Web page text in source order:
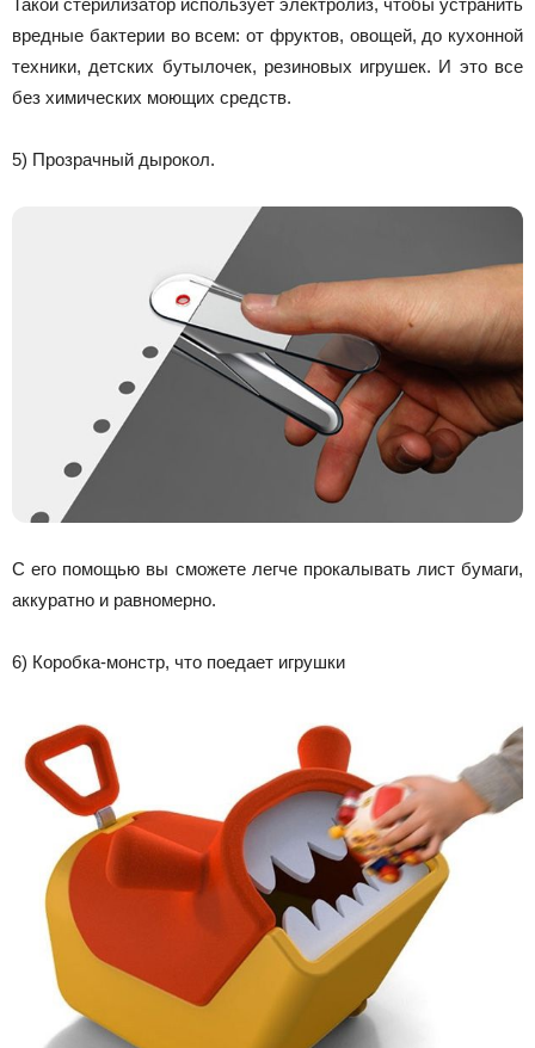
Такой стерилизатор использует электролиз, чтобы устранить
вредные бактерии во всем: от фруктов, овощей, до кухонной
техники, детских бутылочек, резиновых игрушек. И это все
без химических моющих средств.
5) Прозрачный дырокол.
С его помощью вы сможете легче прокалывать лист бумаги,
аккуратно и равномерно.
6) Коробка-монстр, что поедает игрушки